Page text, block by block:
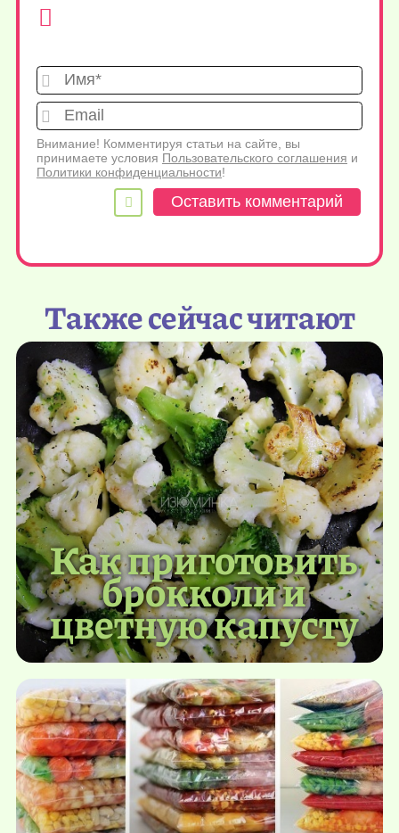
Имя*
Внимание! Комментируя статьи на сайте, вы
принимаете условия Пользовательского соглашения и
Политики конфиденциальности!
Также сейчас читают
Как приготовить
брокколи и
цветную капусту